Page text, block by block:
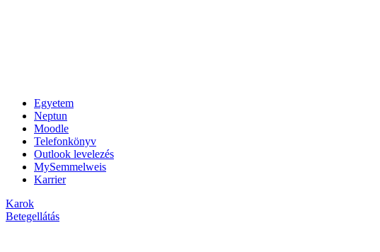
Egyetem
Neptun
Moodle
Telefonkönyv
Outlook levelezés
MySemmelweis
Karrier
Karok
Betegellátás